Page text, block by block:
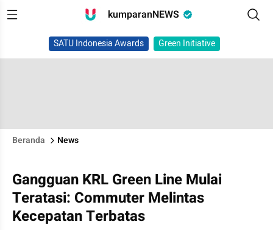
kumparanNEWS
SATU Indonesia Awards Green Initiative
Beranda News
Gangguan KRL Green Line Mulai
Teratasi: Commuter Melintas
Kecepatan Terbatas